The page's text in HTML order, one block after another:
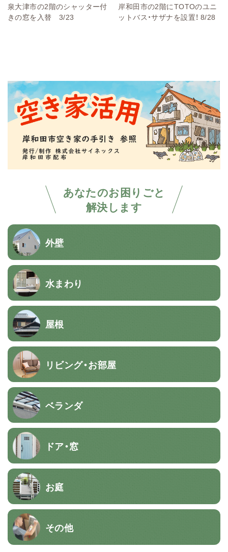
あなたのお困りごと
解決します
外壁
水まわり
屋根
リビング・お部屋
ベランダ
ドア・窓
お庭
その他
泉大津市の2階のシャッター付
きの窓を入替 3/23
岸和田市の2階にTOTOのユニ
ットバス・サザナを設置！ 8/28